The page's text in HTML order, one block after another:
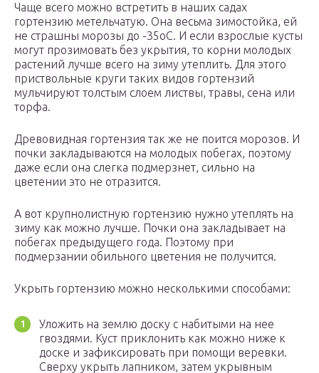
Чаще всего можно встретить в наших садах
гортензию метельчатую. Она весьма зимостойка, ей
не страшны морозы до -35оС. И если взрослые кусты
могут прозимовать без укрытия, то корни молодых
растений лучше всего на зиму утеплить. Для этого
приствольные круги таких видов гортензий
мульчируют толстым слоем листвы, травы, сена или
торфа.
Древовидная гортензия так же не поится морозов. И
почки закладываются на молодых побегах, поэтому
даже если она слегка подмерзнет, сильно на
цветении это не отразится.
А вот крупнолистную гортензию нужно утеплять на
зиму как можно лучше. Почки она закладывает на
побегах предыдущего года. Поэтому при
подмерзании обильного цветения не получится.
Укрыть гортензию можно несколькими способами:
Уложить на землю доску с набитыми на нее
гвоздями. Куст приклонить как можно ниже к
доске и зафиксировать при помощи веревки.
Сверху укрыть лапником, затем укрывным